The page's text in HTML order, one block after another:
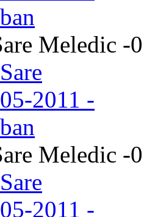
Meledic -
Meledic -